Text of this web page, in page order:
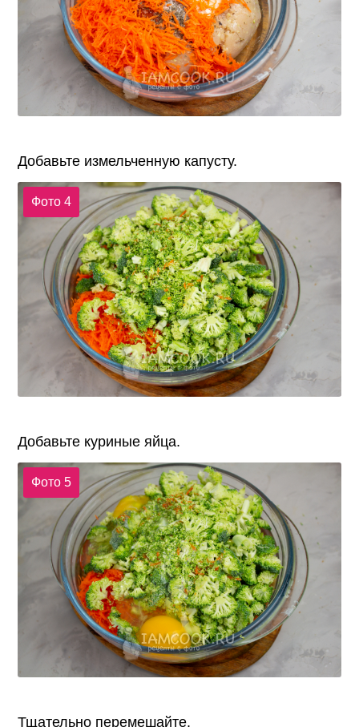
Добавьте измельченную капусту.
Фото 4
Добавьте куриные яйца.
Фото 5
Тщательно перемешайте.